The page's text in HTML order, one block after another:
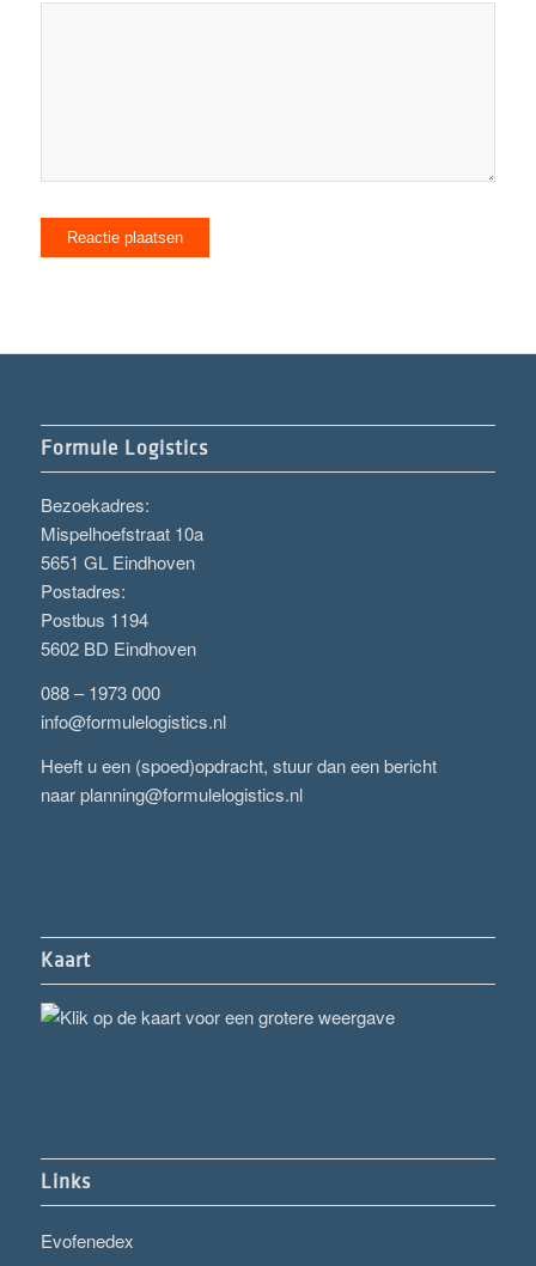
Formule Logistics
Bezoekadres:
Mispelhoefstraat 10a
5651 GL Eindhoven
Postadres:
Postbus 1194
5602 BD Eindhoven
088 – 1973 000
info@formulelogistics.nl
Heeft u een (spoed)opdracht, stuur dan een bericht
naarplanning@formulelogistics.nl
Kaart
Links
Evofenedex